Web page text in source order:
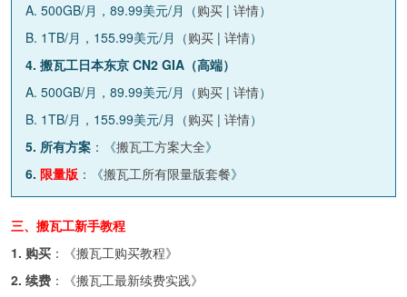
A. 500GB/月，89.99美元/月（购买 | 详情）
B. 1TB/月，155.99美元/月（购买 | 详情）
4. 搬瓦工日本东京 CN2 GIA（高端）
A. 500GB/月，89.99美元/月（购买 | 详情）
B. 1TB/月，155.99美元/月（购买 | 详情）
5. 所有方案 ：《搬瓦工方案大全》
6. 限量版 ：《搬瓦工所有限量版套餐》
三、搬瓦工新手教程
1. 购买 ：《搬瓦工购买教程》
2. 续费 ：《搬瓦工最新续费实践》